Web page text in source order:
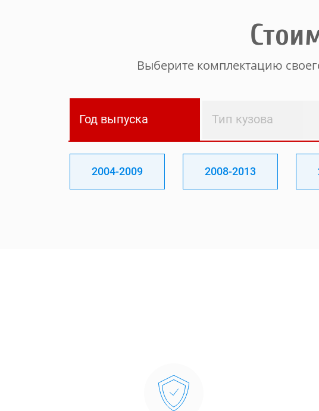
Выберите комплектацию
Год выпуска Тип кузова
2004-2009 2008-2013